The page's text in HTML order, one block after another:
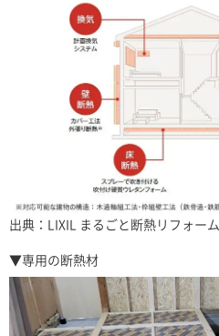
出典：LIXIL まるごと断熱リフォー
▼専用の断熱材